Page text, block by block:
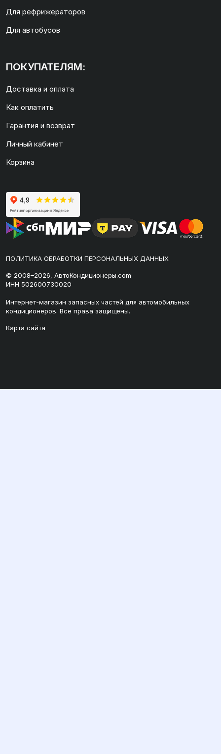
Для рефрижераторов
Для автобусов
ПОКУПАТЕЛЯМ:
Доставка и оплата
Как оплатить
Гарантия и возврат
Личный кабинет
Корзина
ПОЛИТИКА ОБРАБОТКИ ПЕРСОНАЛЬНЫХ ДАННЫХ
© 2008–2026, АвтоКондиционеры.com
ИНН 502600730020
Интернет-магазин запасных частей для автомобильных
кондиционеров. Все права защищены.
Карта сайта